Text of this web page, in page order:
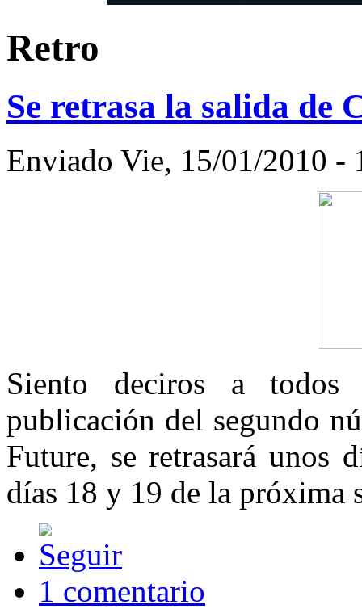
Retro
Se retrasa la salida de
Enviado Vie, 15/01/2010 -
Siento deciros a
publicación del segundo
Future, se retrasará unos
días 18 y 19 de la próxima
1 comentario